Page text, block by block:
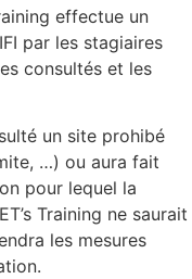
effectue un
par les stagiaires
consultés et les
un site prohibé
…) ou aura fait
pour lequel la
Training ne saurait
les mesures